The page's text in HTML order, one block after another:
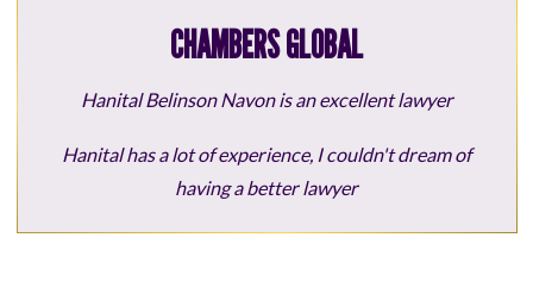
CHAMBERS GLOBAL
Hanital Belinson Navon is an excellent lawyer
Hanital has a lot of experience, I couldn't dream of
having a better lawyer